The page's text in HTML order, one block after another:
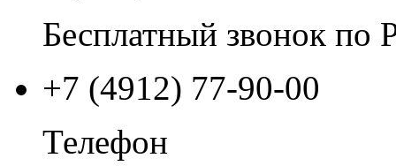
Бесплатный звонок по
+7 (4912) 77-90-00
Телефон